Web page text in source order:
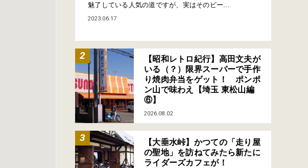
魅了している人気の道ですが、実はそのビー...
2023.06.17
【昭和レトロ紀行】高田文夫が
いる（？）限界スーパーで手作
り焼肉弁当をゲット！ ポンポ
ン山で味わえ【埼玉 東松山編
⑥】
2026.08.02
【大垂水峠】かつての「走り屋
の聖地」を訪ねてみたら新たに
ライダーズカフェが！